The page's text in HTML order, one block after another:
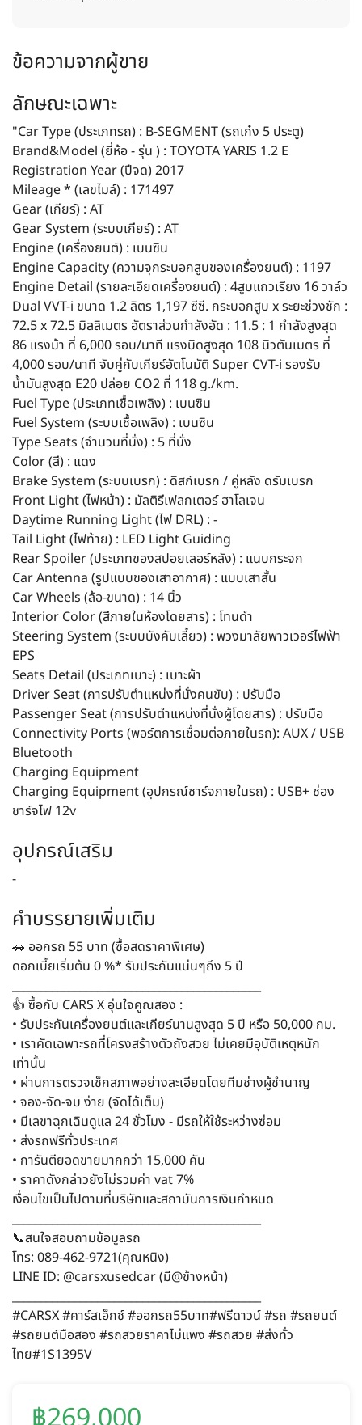
ข้อความจากผู้ขาย
ลักษณะเฉพาะ
"Car Type (ประเภทรถ) : B-SEGMENT (รถเก๋ง 5 ประตู)
Brand&Model (ยี่ห้อ - รุ่น ) : TOYOTA YARIS 1.2 E
Registration Year (ปีจด) 2017
Mileage * (เลขไมล์) : 171497
Gear (เกียร์) : AT
Gear System (ระบบเกียร์) : AT
Engine (เครื่องยนต์) : เบนซิน
Engine Capacity (ความจุกระบอกสูบของเครื่องยนต์) : 1197
Engine Detail (รายละเอียดเครื่องยนต์) : 4สูบแถวเรียง 16 วาล์ว
Dual VVT-i ขนาด 1.2 ลิตร 1,197 ซีซี. กระบอกสูบ x ระยะช่วงชัก :
72.5 x 72.5 มิลลิเมตร อัตราส่วนกำลังอัด : 11.5 : 1 กำลังสูงสุด
86 แรงม้า ที่ 6,000 รอบ/นาที แรงบิดสูงสุด 108 นิวตันเมตร ที่
4,000 รอบ/นาที จับคู่กับเกียร์อัตโนมัติ Super CVT-i รองรับ
น้ำมันสูงสุด E20 ปล่อย CO2 ที่ 118 g./km.
Fuel Type (ประเภทเชื้อเพลิง) : เบนซิน
Fuel System (ระบบเชื้อเพลิง) : เบนซิน
Type Seats (จำนวนที่นั่ง) : 5 ที่นั่ง
Color (สี) : แดง
Brake System (ระบบเบรก) : ดิสก์เบรก / คู่หลัง ดรัมเบรก
Front Light (ไฟหน้า) : มัลติรีเฟลกเตอร์ ฮาโลเจน
Daytime Running Light (ไฟ DRL) : -
Tail Light (ไฟท้าย) : LED Light Guiding
Rear Spoiler (ประเภทของสปอยเลอร์หลัง) : แนบกระจก
Car Antenna (รูปแบบของเสาอากาศ) : แบบเสาสั้น
Car Wheels (ล้อ-ขนาด) : 14 นิ้ว
Interior Color (สีภายในห้องโดยสาร) : โทนดำ
Steering System (ระบบบังคับเลี้ยว) : พวงมาลัยพาวเวอร์ไฟฟ้า
EPS
Seats Detail (ประเภทเบาะ) : เบาะผ้า
Driver Seat (การปรับตำแหน่งที่นั่งคนขับ) : ปรับมือ
Passenger Seat (การปรับตำแหน่งที่นั่งผู้โดยสาร) : ปรับมือ
Connectivity Ports (พอร์ตการเชื่อมต่อภายในรถ): AUX / USB
Bluetooth
Charging Equipment
Charging Equipment (อุปกรณ์ชาร์จภายในรถ) : USB+ ช่อง
ชาร์จไฟ 12v
อุปกรณ์เสริม
-
คำบรรยายเพิ่มเติม
🚗 ออกรถ 55 บาท (ซื้อสดราคาพิเศษ)
ดอกเบี้ยเริ่มต้น 0 %* รับประกันแน่นๆถึง 5 ปี
👍 ซื้อกับ CARS X อุ่นใจคูณสอง :
• รับประกันเครื่องยนต์และเกียร์นานสูงสุด 5 ปี หรือ 50,000 กม.
• เราคัดเฉพาะรถที่โครงสร้างตัวถังสวย ไม่เคยมีอุบัติเหตุหนัก
เท่านั้น
• ผ่านการตรวจเช็กสภาพอย่างละเอียดโดยทีมช่างผู้ชำนาญ
• จอง-จัด-จบ ง่าย (จัดได้เต็ม)
• มีเลขาฉุกเฉินดูแล 24 ชั่วโมง - มีรถให้ใช้ระหว่างซ่อม
• ส่งรถฟรีทั่วประเทศ
• การันตียอดขายมากกว่า 15,000 คัน
• ราคาดังกล่าวยังไม่รวมค่า vat 7%
เงื่อนไขเป็นไปตามที่บริษัทและสถาบันการเงินกำหนด
📞สนใจสอบถามข้อมูลรถ
โทร: 089-462-9721(คุณหนิง)
LINE ID: @carsxusedcar (มี@ข้างหน้า)
#CARSX #คาร์สเอ็กซ์ #ออกรถ55บาท#ฟรีดาวน์ #รถ #รถยนต์
#รถยนต์มือสอง #รถสวยราคาไม่แพง #รถสวย #ส่งทั่ว
ไทย#1S1395V